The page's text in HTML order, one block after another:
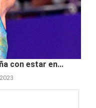
con estar en...